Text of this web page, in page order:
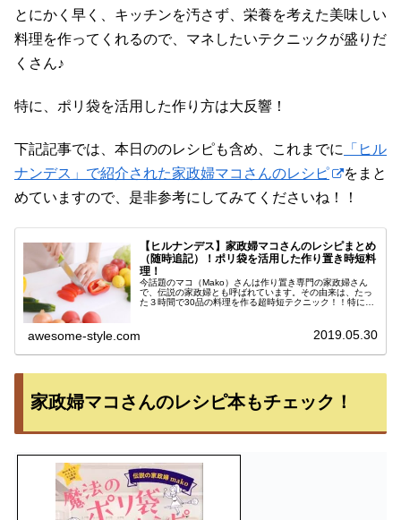
とにかく早く、キッチンを汚さず、栄養を考えた美味しい
料理を作ってくれるので、マネしたいテクニックが盛りだ
くさん♪
特に、ポリ袋を活用した作り方は大反響！
下記記事では、本日ののレシピも含め、これまでに
「ヒル
ナンデス」で紹介された家政婦マコさんのレシピ
をまと
めていますので、是非参考にしてみてくださいね！！
【ヒルナンデス】家政婦マコさんのレシピまとめ
（随時追記）！ポリ袋を活用した作り置き時短料
理！
今話題のマコ（Mako）さんは作り置き専門の家政婦さん
で、伝説の家政婦とも呼ばれています。その由来は、たっ
た３時間で30品の料理を作る超時短テクニック！！特にポ
awesome-style.com 2019.05.30
家政婦マコさんのレシピ本もチェック！